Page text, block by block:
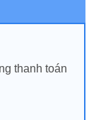
thanh toán